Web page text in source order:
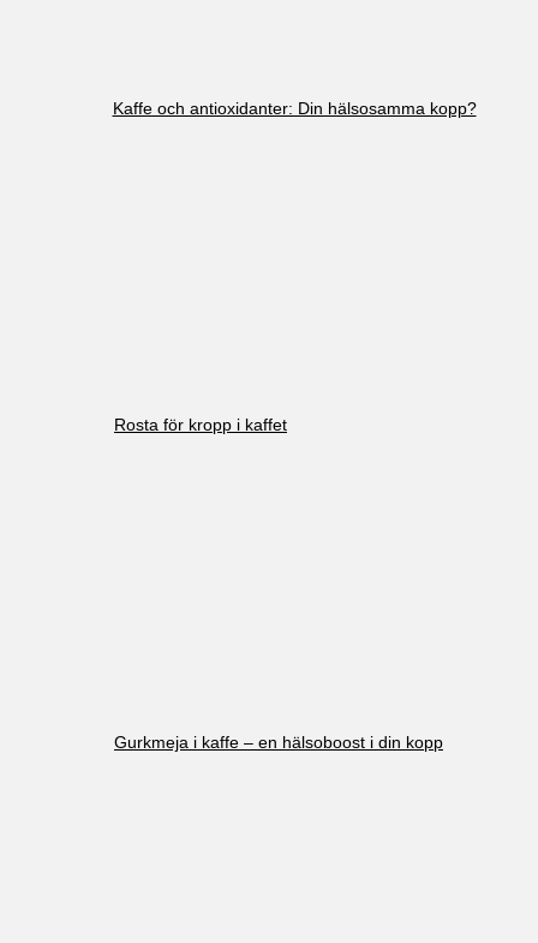
Kaffe och antioxidanter: Din hälsosamma kopp?
Rosta för kropp i kaffet
Gurkmeja i kaffe – en hälsoboost i din kopp